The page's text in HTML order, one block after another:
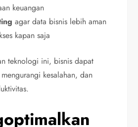
keuangan
agar data bisnis lebih aman
kapan saja
teknologi ini, bisnis dapat
kesalahan, dan